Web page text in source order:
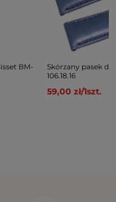
BM-
Skórzany pasek do
106.18.16
59,00 zł/1szt.